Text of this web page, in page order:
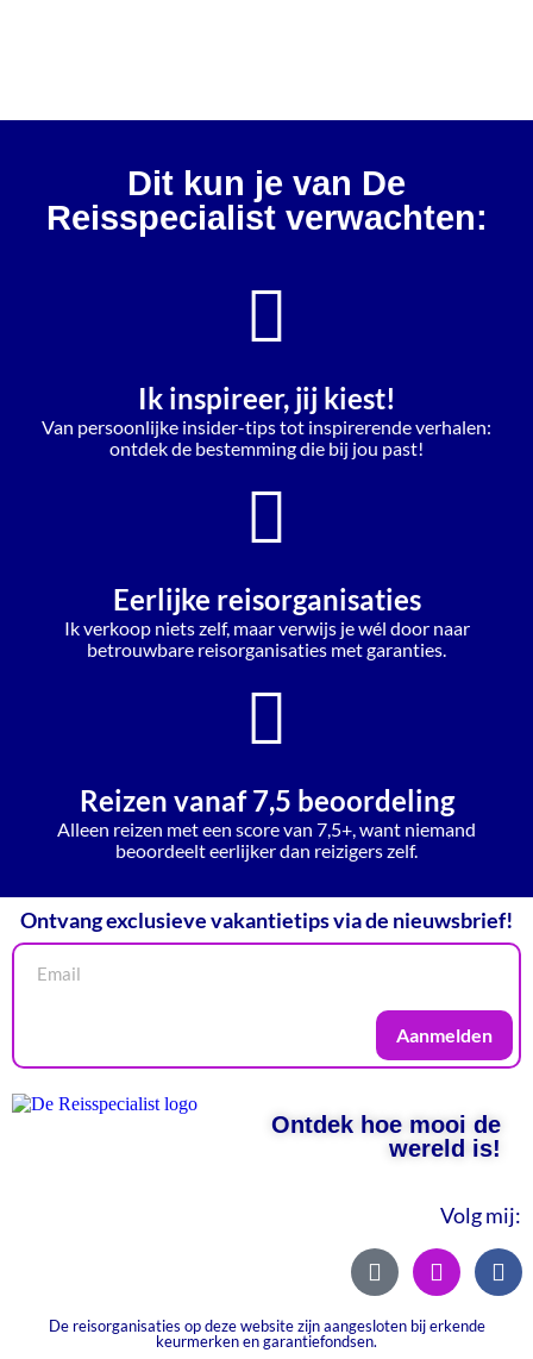
Dit kun je van De
Reisspecialist verwachten:
Ik inspireer, jij kiest!
Van persoonlijke insider-tips tot inspirerende verhalen:
ontdek de bestemming die bij jou past!
Eerlijke reisorganisaties
Ik verkoop niets zelf, maar verwijs je wél door naar
betrouwbare reisorganisaties met garanties.
Reizen vanaf 7,5 beoordeling
Alleen reizen met een score van 7,5+, want niemand
beoordeelt eerlijker dan reizigers zelf.
Ontvang exclusieve vakantietips via de nieuwsbrief!
Aanmelden
Ontdek hoe mooi de
wereld is!
Volg mij:
De reisorganisaties op deze website zijn aangesloten bij erkende
keurmerken en garantiefondsen.